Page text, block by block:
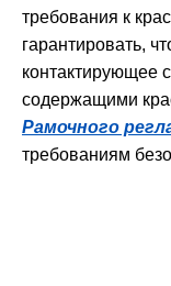
требования к
гарантировать,
контактирующее
содержащими
Рамочного
требованиям